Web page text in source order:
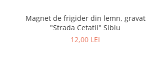
Magnet de frigider din lemn, gravat
"Strada Cetatii" Sibiu
12,00 LEI